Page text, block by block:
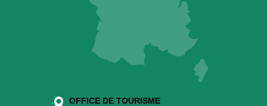
OFFICE DE TOURISME